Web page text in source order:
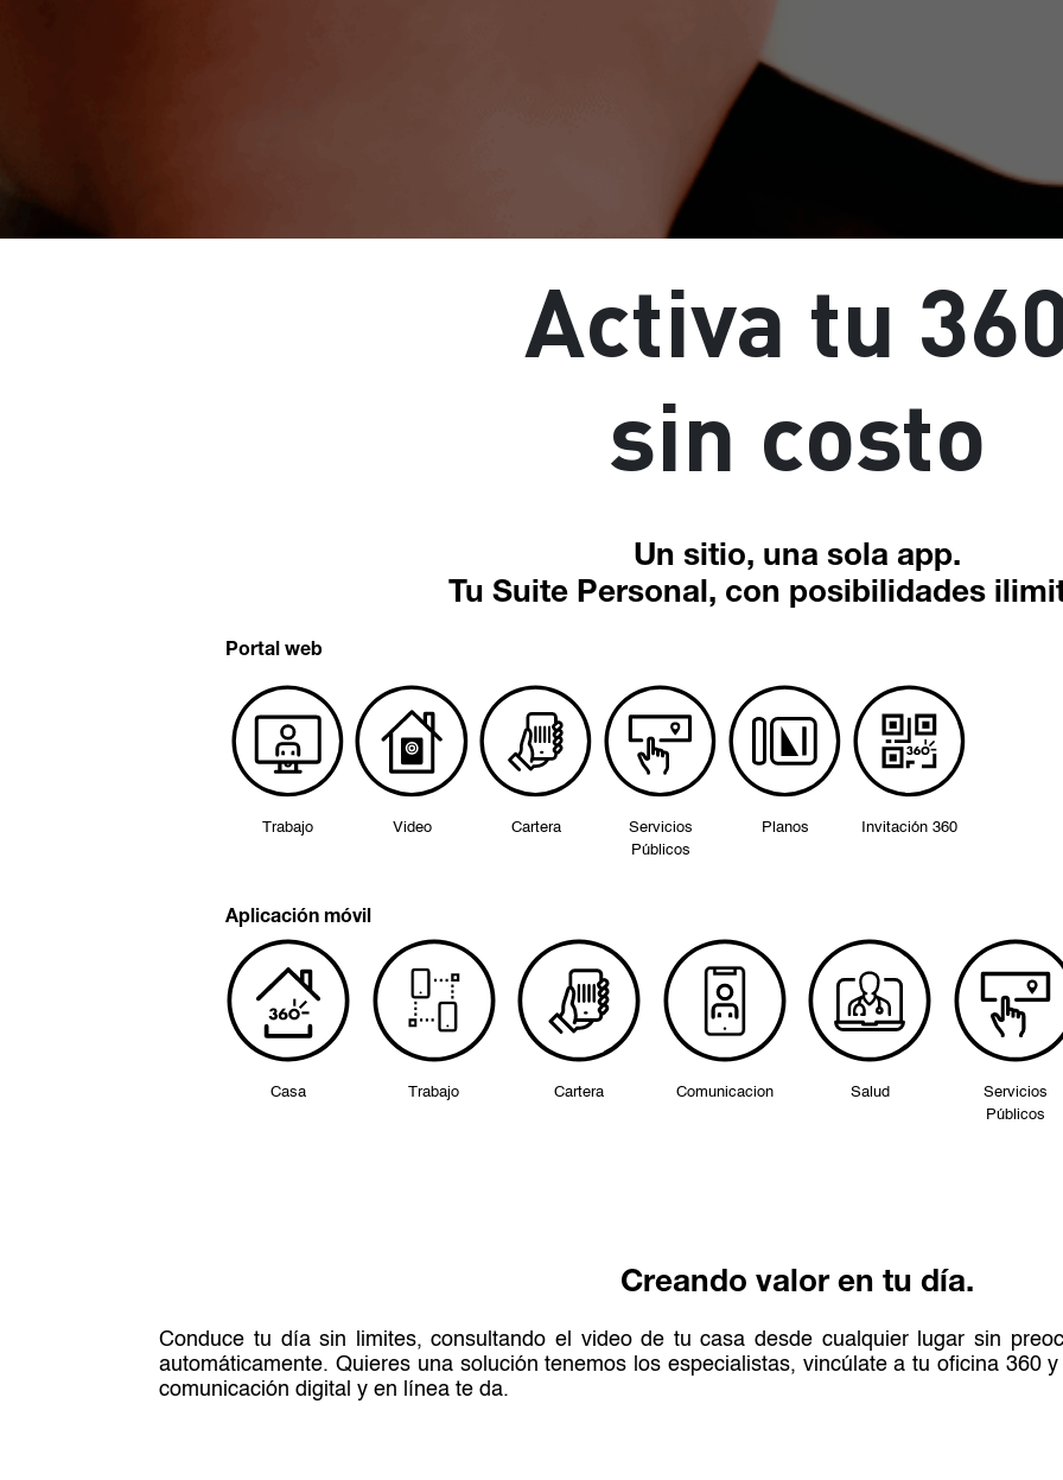
Activa tu
sin costo
Un sitio, una sola app.
Tu Suite Personal, con posibilidades
Portal web
Trabajo Video Cartera
Servicios
Públicos
Planos Invitación 360
Aplicación móvil
Casa Trabajo Cartera Comunicacion Salud
Servicios
Públicos
Creando valor en tu día.
Conduce tu día sin limites, consultando el video de tu casa desde cualquier lugar sin
automáticamente. Quieres una solución tenemos los especialistas, vincúlate a tu oficina 360
comunicación digital y en línea te da.